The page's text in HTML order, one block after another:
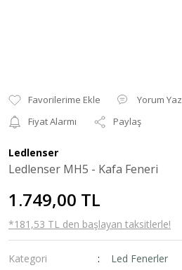
Yorum Yaz
Fiyat Alarmı
Paylaş
Ledlenser
Ledlenser MH5 - Kafa Feneri
1.749,00 TL
*181,53 TL den başlayan taksitlerle!
Kategori
Led Fenerler